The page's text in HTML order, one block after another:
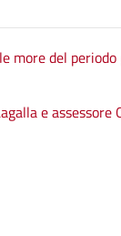
more del
e assessore